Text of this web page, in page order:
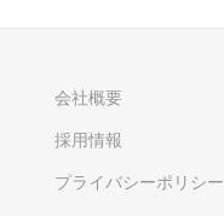
会社概要
採用情報
プライバシーポリシー